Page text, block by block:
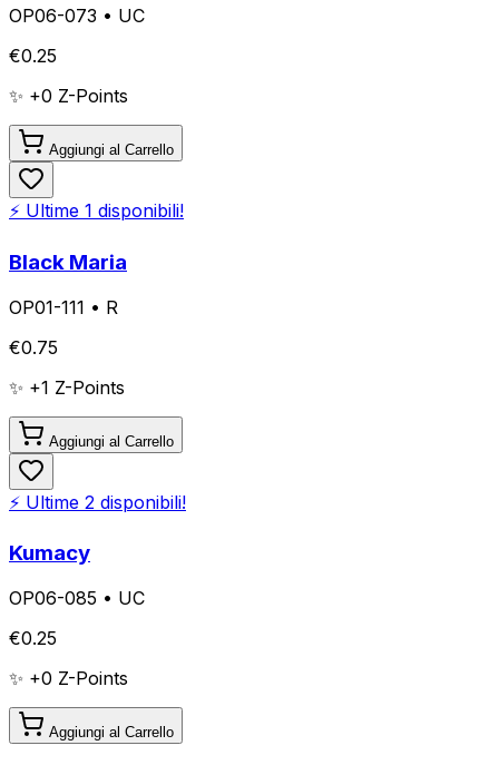
OP06-073 • UC
€0.25
✨ +0 Z-Points
Aggiungi al Carrello
⚡ Ultime 1 disponibili!
Black Maria
OP01-111 • R
€0.75
✨ +1 Z-Points
Aggiungi al Carrello
⚡ Ultime 2 disponibili!
Kumacy
OP06-085 • UC
€0.25
✨ +0 Z-Points
Aggiungi al Carrello